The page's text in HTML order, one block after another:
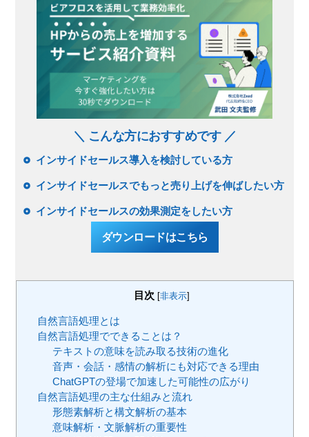
＼ こんな方におすすめです ／
インサイドセールス導入を検討している方
インサイドセールスでもっと売り上げを伸ばしたい方
インサイドセールスの効果測定をしたい方
ダウンロードはこちら
目次 [非表示]
自然言語処理とは
自然言語処理でできることは？
テキストの意味を読み取る技術の進化
音声・会話・感情の解析にも対応できる理由
ChatGPTの登場で加速した可能性の広がり
自然言語処理の主な仕組みと流れ
形態素解析と構文解析の基本
意味解析・文脈解析の重要性